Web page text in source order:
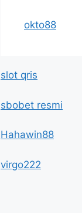
okto88
slot qris
sbobet resmi
Hahawin88
virgo222